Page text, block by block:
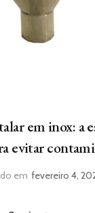
em inox: a
evitar
em fevereiro 4,